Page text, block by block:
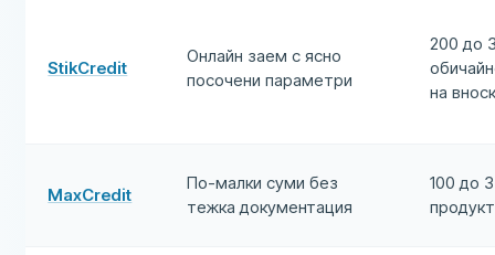
StikCredit
Онлайн заем с ясно
посочени параметри
200 до
на
MaxCredit
По-малки суми без
тежка документация
100 до